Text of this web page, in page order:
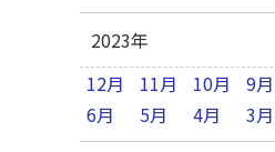
2023年
12月
11月 10月 9月
6月
5月 4月 3月